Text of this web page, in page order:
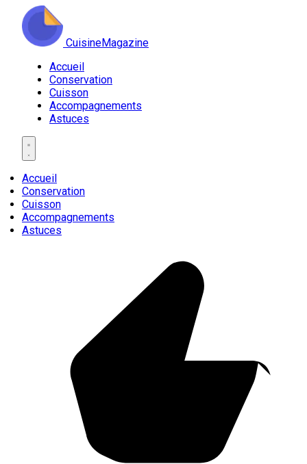
CuisineMagazine
Accueil
Conservation
Cuisson
Accompagnements
Astuces
Accueil
Conservation
Cuisson
Accompagnements
Astuces